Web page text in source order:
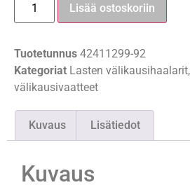
Lisää ostoskoriin
Tuotetunnus 42411299-92
Kategoriat Lasten välikausihaalarit,
välikausivaatteet
Kuvaus Lisätiedot
Kuvaus